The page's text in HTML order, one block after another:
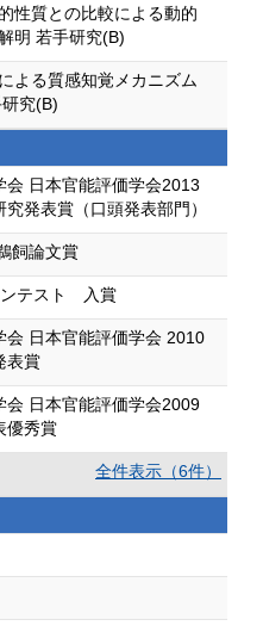
性質との比較による動的
明 若手研究(B)
よる質感知覚メカニズム
究(B)
会 日本官能評価学会2013
発表賞（口頭発表部門）
飼論文賞
テスト 入賞
会 日本官能評価学会 2010
表賞
会 日本官能評価学会2009
優秀賞
全件表示（6件）